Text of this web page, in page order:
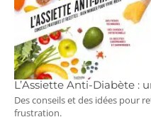
L’Assiette Anti-Diabète :
Des conseils et des idées pour
frustration.